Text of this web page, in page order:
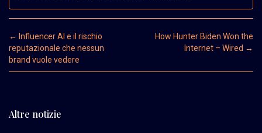
Post navigation
← Influencer AI e il rischio
reputazionale che nessun
brand vuole vedere
How Hunter Biden Won the
Internet – Wired →
Altre notizie